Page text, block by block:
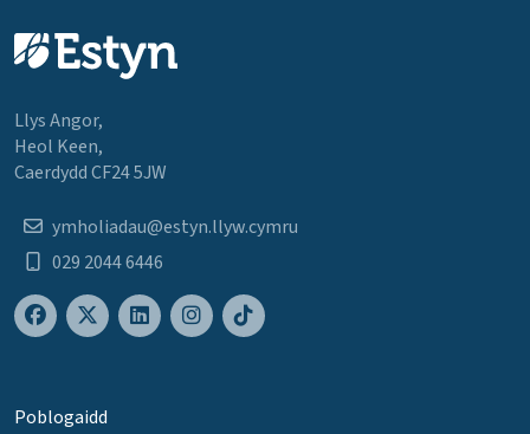
Llys Angor,
Heol Keen,
Caerdydd CF24 5JW
ymholiadau@estyn.llyw.cymru
029 2044 6446
Poblogaidd